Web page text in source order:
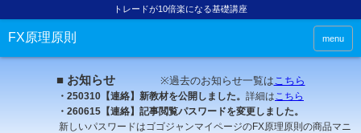
トレードが10倍楽になる基礎講座
FX原理原則 menu
■ お知らせ ※過去のお知らせ一覧はこちら
・250310【連絡】新教材を公開しました。 詳細はこちら
・260615【連絡】記事閲覧パスワードを変更しました。
新しいパスワードはゴゴジャンマイページのFX原理原則の商品マニ